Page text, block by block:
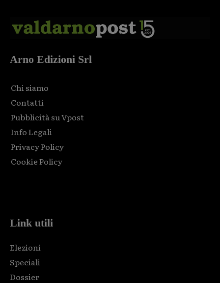
Arno Edizioni Srl
Chi siamo
Contatti
Pubblicità su Vpost
Info Legali
Privacy Policy
Cookie Policy
Link utili
Elezioni
Speciali
Dossier